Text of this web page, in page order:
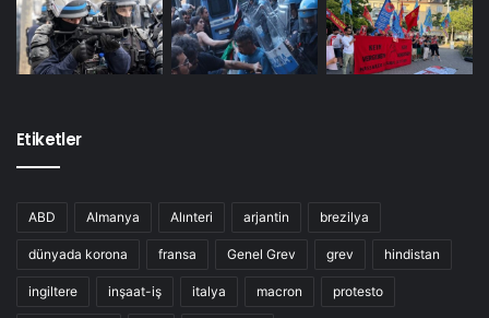
Etiketler
ABD Almanya Alınteri arjantin brezilya
dünyada korona fransa Genel Grev grev hindistan
ingiltere inşaat-iş italya macron protesto